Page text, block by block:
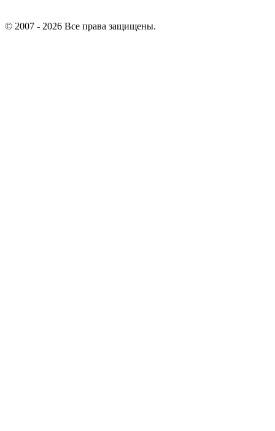
© 2007 - 2026 Все права защищены.